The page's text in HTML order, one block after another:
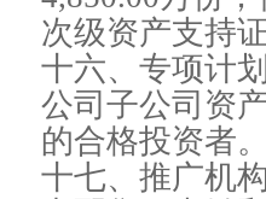
次级资产支持
十六、专项计
公司子公司资
的合格投资者
十七、推广机